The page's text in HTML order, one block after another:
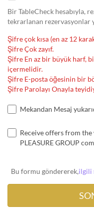
Bir TableCheck hesabıyla,
tekrarlanan rezervasyonlar
Şifre çok kısa (en az 12
Şifre Çok zayıf.
Şifre En az bir büyük harf,
içermelidir.
Şifre E-posta öğesinin bir
Şifre Parolayı Onayla
Mekandan Mesaj
Receive offers from
PLEASURE GROUP
Bu formu göndererek,ilgili